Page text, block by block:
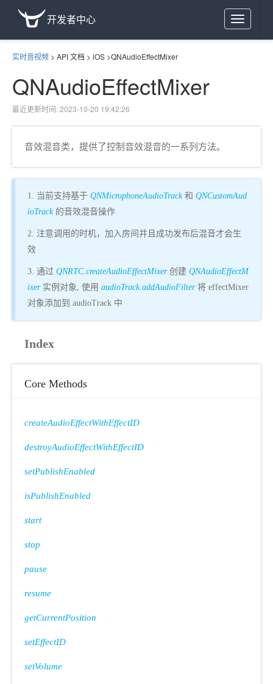
Toggle
navigation
开发者中心
实时音视频 > API 文档 > iOS >QNAudioEffectMixer
QNAudioEffectMixer
最近更新时间: 2023-10-20 19:42:26
音效混音类，提供了控制音效混音的一系列方法。
1. 当前支持基于 QNMicrophoneAudioTrack和 QNCustomAud
ioTrack的音效混音操作
2. 注意调用的时机，加入房间并且成功发布后混音才会生
效
3. 通过 QNRTC.createAudioEffectMixer创建 QNAudioEffectM
ixer实例对象, 使用 audioTrack.addAudioFilter将 effectMixer
对象添加到 audioTrack 中
Index
Core Methods
createAudioEffectWithEffectID
destroyAudioEffectWithEffectID
setPublishEnabled
isPublishEnabled
start
stop
pause
resume
getCurrentPosition
setEffectID
setVolume